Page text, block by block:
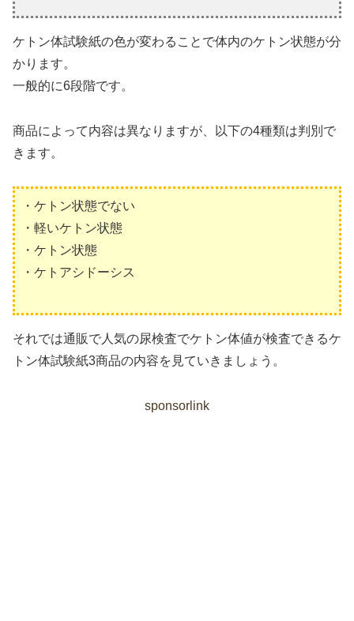
ケトン体試験紙の色が変わることで体内のケトン状態が分
かります。
一般的に6段階です。
商品によって内容は異なりますが、以下の4種類は判別で
きます。
・ケトン状態でない
・軽いケトン状態
・ケトン状態
・ケトアシドーシス
それでは通販で人気の尿検査でケトン体値が検査できるケ
トン体試験紙3商品の内容を見ていきましょう。
sponsorlink